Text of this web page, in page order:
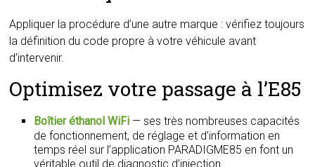
Appliquer la procédure d’une autre marque : vérifiez toujours
la définition du code propre à votre véhicule avant
d’intervenir.
Optimisez votre passage à l’E85
Boîtier éthanol WiFi — ses très nombreuses capacités
de fonctionnement, de réglage et d’information en
temps réel sur l’application PARADIGME85 en font un
véritable outil de diagnostic d’injection.